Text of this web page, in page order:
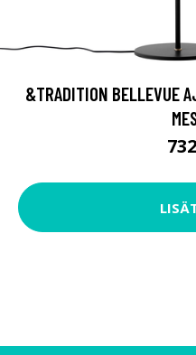
&TRADITION BELLEVUE